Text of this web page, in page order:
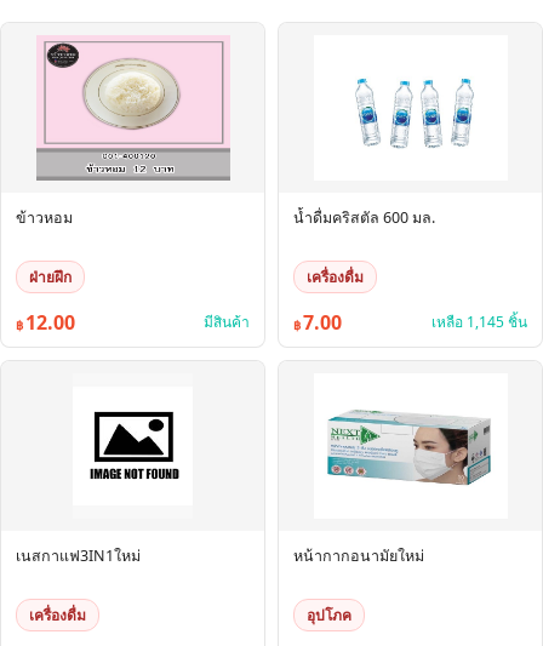
ข้าวหอม
ฝ่ายฝึก
฿ 12.00 มีสินค้า
น้ำดื่มคริสตัล 600 มล.
เครื่องดื่ม
฿7.00 เหลือ 1,145 ชิ้น
เนสกาแฟ3IN1ใหม่
เครื่องดื่ม
หน้ากากอนามัยใหม่
อุปโภค